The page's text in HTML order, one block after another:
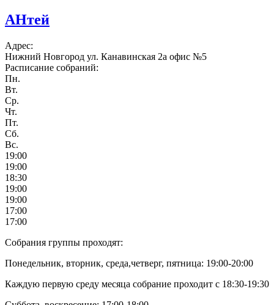
АНтей
Адрес:
Нижний Новгород ул. Канавинская 2а офис №5
Расписание собраний:
Пн.
Вт.
Ср.
Чт.
Пт.
Сб.
Вс.
19:00
19:00
18:30
19:00
19:00
17:00
17:00
Собрания группы проходят:
Понедельник, вторник, среда,четверг, пятница: 19:00-20:00
Каждую первую среду месяца собрание проходит с 18:30-19:30